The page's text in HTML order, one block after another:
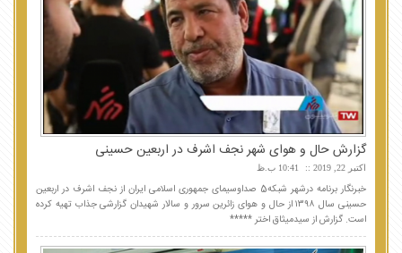
گزارش حال و هوای شهر نجف اشرف در اربعین حسینی
اکتبر 22, 2019 10:41 ب.ظ
خبرنگار برنامه درشهر شبکه5 صداوسیمای جمهوری اسلامی ایران از نجف اشرف در اربعین
حسینی سال ۱۳۹۸ از حال و هوای زائرین سرور و سالار شهیدان گزارشی جذاب تهیه کرده
است. گزارش از سیدمیثاق اختر *****